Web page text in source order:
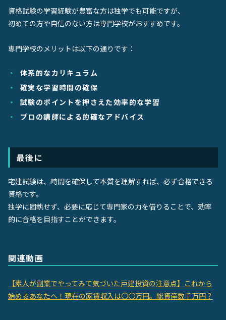
資格試験の学習経験が豊富な方は独学でも可能ですが、
初めての方や自信のない方は専門学校がおすすめです。
専門学校のメリットは以下の通りです：
体系的なカリキュラム
確実な学習時間の確保
試験のポイントを押さえた効率的な学習
プロの講師による的確なアドバイス
最後に
宅建試験は、時間を確保して本質を理解すれば、必ず合格できる
資格です。
独学に固執せず、必要に応じて専門家の力を借りることで、効率
的に合格を目指すことができます。
関連動画
【素人が副業でやってみて気づいた戸建投資の注意点】これから
始めるあなたへ！現在の家賃収入は〇〇万円。総資産数千万円？